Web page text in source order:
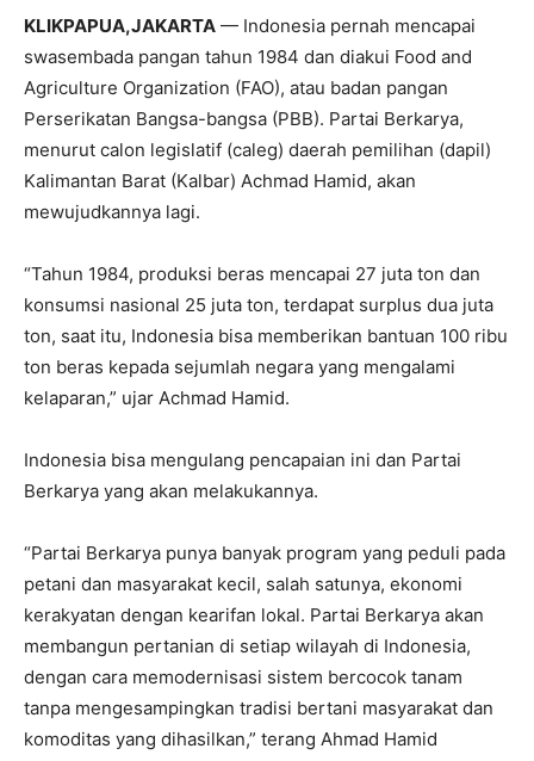
KLIKPAPUA,JAKARTA — Indonesia pernah mencapai
swasembada pangan tahun 1984 dan diakui Food and
Agriculture Organization (FAO), atau badan pangan
Perserikatan Bangsa-bangsa (PBB). Partai Berkarya,
menurut calon legislatif (caleg) daerah pemilihan (dapil)
Kalimantan Barat (Kalbar) Achmad Hamid, akan
mewujudkannya lagi.
“Tahun 1984, produksi beras mencapai 27 juta ton dan
konsumsi nasional 25 juta ton, terdapat surplus dua juta
ton, saat itu, Indonesia bisa memberikan bantuan 100 ribu
ton beras kepada sejumlah negara yang mengalami
kelaparan,” ujar Achmad Hamid.
Indonesia bisa mengulang pencapaian ini dan Partai
Berkarya yang akan melakukannya.
“Partai Berkarya punya banyak program yang peduli pada
petani dan masyarakat kecil, salah satunya, ekonomi
kerakyatan dengan kearifan lokal. Partai Berkarya akan
membangun pertanian di setiap wilayah di Indonesia,
dengan cara memodernisasi sistem bercocok tanam
tanpa mengesampingkan tradisi bertani masyarakat dan
komoditas yang dihasilkan,” terang Ahmad Hamid